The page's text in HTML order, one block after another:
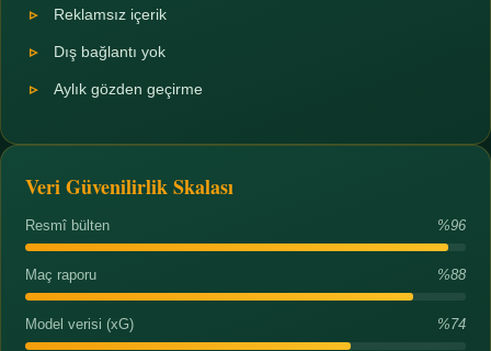
Reklamsız içerik
Dış bağlantı yok
Aylık gözden geçirme
Veri Güvenilirlik Skalası
Resmî bülten %96
Maç raporu %88
Model verisi (xG) %74